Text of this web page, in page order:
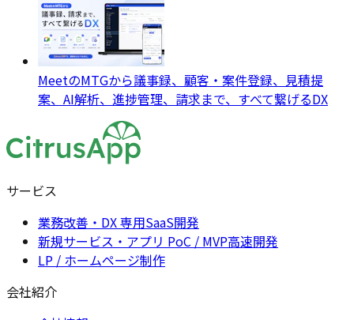
MeetのMTGから議事録、顧客・案件登録、見積提
案、AI解析、進捗管理、請求まで、すべて繋げるDX
サービス
業務改善・DX 専用SaaS開発
新規サービス・アプリ PoC / MVP高速開発
LP / ホームページ制作
会社紹介